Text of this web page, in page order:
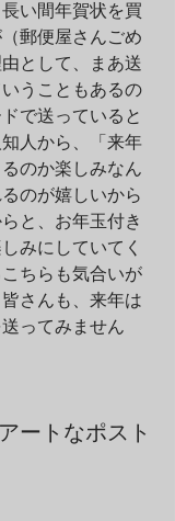
い間年賀状を買
郵便屋さんごめ
として、まあ送
うこともあるの
で送っていると
人から、「来年
のか楽しみなん
のが嬉しいから
と、お年玉付き
みにしていてく
ちらも気合いが
さんも、来年は
ってみません
ートなポスト